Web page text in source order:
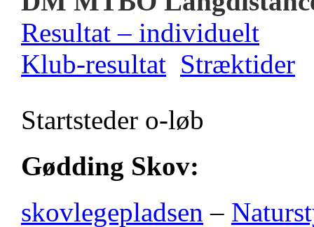
Resultat – individuelt
Klub-resultat Stræktider
Startsteder o-løb
Gødding Skov:
skovlegepladsen –